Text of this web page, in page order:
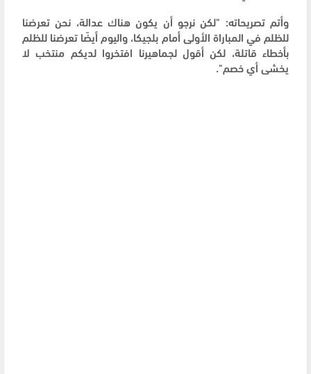
وأتم تصريحاته: "لكن نرجو أن يكون هناك عدالة، نحن تعرضنا
للظلم في المباراة الأولى أمام بلجيكا، واليوم أيضًا تعرضنا للظلم
بأخطاء قاتلة، لكن أقول لجماهيرنا افتخروا لديكم منتخب لا
يخشى أي خصم".